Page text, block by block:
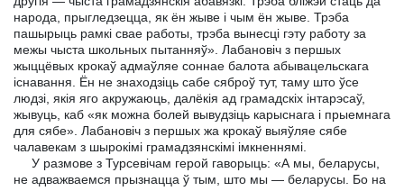
народа, прыгледзецца, як ён жыве і чым ён жыве. Трэба
пашырыць рамкі свае работы, трэба вынесці гэту работу за
межы чыста школьных пытанняў». Лабановіч з першых
жыццёвых крокаў адмаўляе соннае балота абывацельскага
існавання. Ён не знаходзіць сабе сяброў тут, таму што ўсе
людзі, якія яго акружаюць, далёкія ад грамадскіх інтарэсаў,
жывуць, каб «як можна болей вывудзіць карыснага і прыемнага
для сябе». Лабановіч з першых жа крокаў выяўляе сябе
чалавекам з шырокімі грамадзянскімі імкненнямі.
У размове з Турсевічам герой гаворыць: «А мы, беларусы,
не адважваемся прызнацца ў тым, што мы — беларусы. Бо на